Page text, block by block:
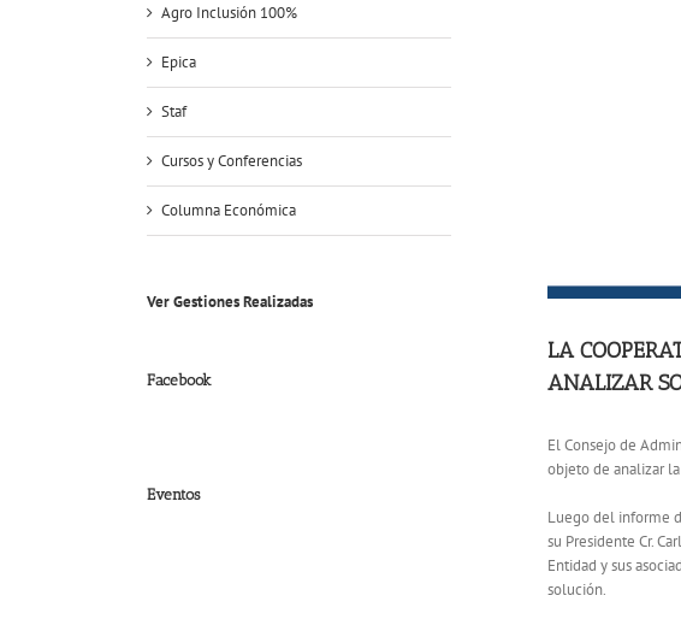
LA
ANALIZAR
El Consejo de
objeto de analizar
Luego del informe
su Presidente Cr.
Entidad y sus
solución.
Agro Inclusión 100%
Epica
Staf
Cursos y Conferencias
Columna Económica
Ver Gestiones Realizadas
Facebook
Eventos